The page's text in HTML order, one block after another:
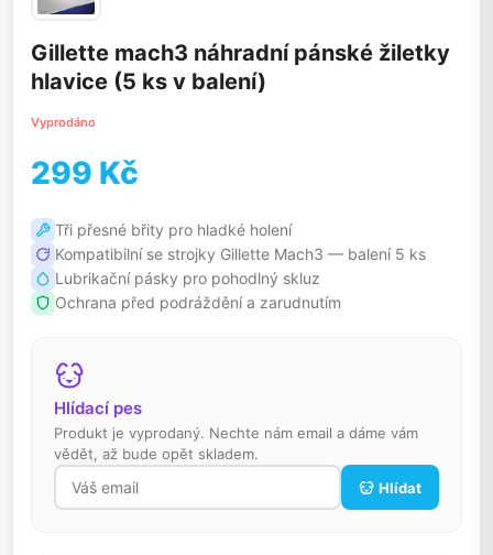
Gillette mach3 náhradní pánské žiletky
hlavice (5 ks v balení)
Vyprodáno
299 Kč
Tři přesné břity pro hladké holení
Kompatibilní se strojky Gillette Mach3 — balení 5 ks
Lubrikační pásky pro pohodlný skluz
Ochrana před podráždění a zarudnutím
Hlídací pes
Produkt je vyprodaný. Nechte nám email a dáme vám
vědět, až bude opět skladem.
Hlídat